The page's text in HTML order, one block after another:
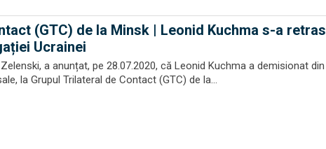
(GTC) de la Minsk | Leonid Kuchma s-a retras
Ucrainei
a anunțat, pe 28.07.2020, că Leonid Kuchma a demisionat din
la Grupul Trilateral de Contact (GTC) de la...